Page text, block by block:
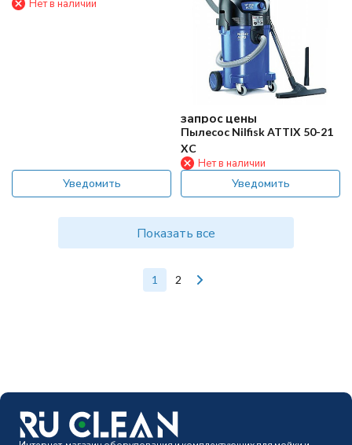
Нет в наличии
Уведомить
запрос цены
Пылесос Nilfisk ATTIX 50-21
XC
Нет в наличии
Уведомить
Показать все
1 2